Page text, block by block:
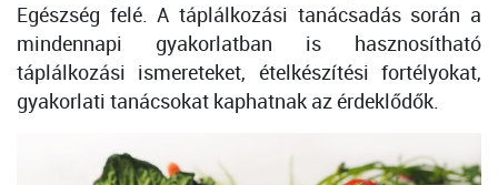
Egészség felé. A táplálkozási tanácsadás során a
mindennapi gyakorlatban is hasznosítható
táplálkozási ismereteket, ételkészítési fortélyokat,
gyakorlati tanácsokat kaphatnak az érdeklődők.